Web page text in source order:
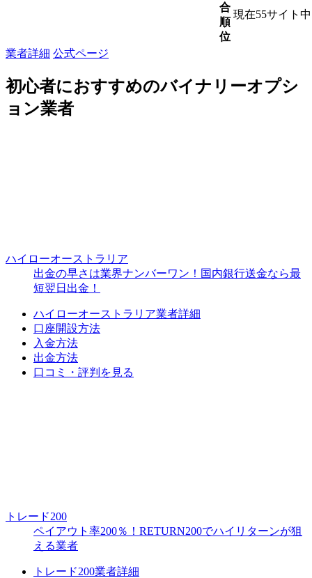
合
順
位
現在55サイト
業者詳細 公式ページ
初心者におすすめのバイナリーオプシ
ョン業者
ハイローオーストラリア
出金の早さは業界ナンバーワン！国内銀行送金なら最
短翌日出金！
ハイローオーストラリア業者詳細
口座開設方法
入金方法
出金方法
口コミ・評判を見る
トレード200
ペイアウト率200％！RETURN200でハイリターンが狙
える業者
トレード200業者詳細